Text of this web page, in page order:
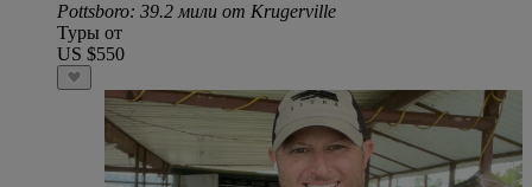
Pottsboro: 39.2 мили от Krugerville
Туры от
US $550